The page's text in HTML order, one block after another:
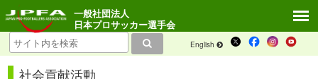
English
一般社団法人
日本プロサッカー選手会
社会貢献活動